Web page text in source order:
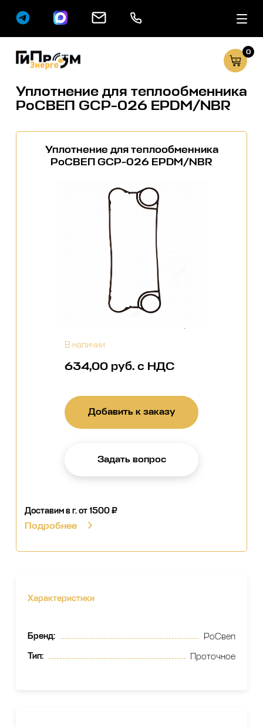
Сервисные
0
Уплотнение для теплообменника
РоСВЕП GCP-026 EPDM/NBR
Уплотнение для теплообменника
РоСВЕП GCP-026 EPDM/NBR
В наличии
634,00 руб. с НДС
Добавить к заказу
Задать вопрос
Доставим в г.от 1500 ₽
Подробнее
Характеристики
Бренд: РоСвеп
Тип: Проточное